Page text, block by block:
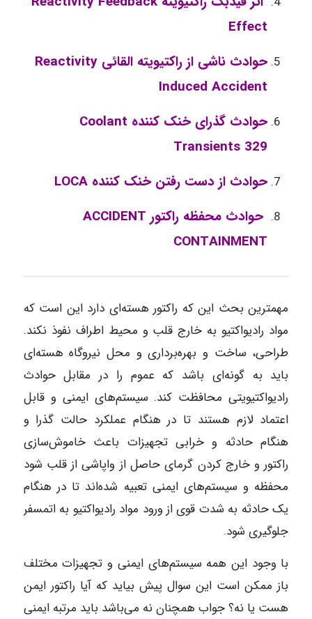
Effect
حوادث ناشی از راکتیویته القائی Reactivity
Induced Accident
حوادث گذرای خنک کننده Coolant
Transients 329
حوادث از دست رفتن خنک کننده LOCA
حوادث محفظه راکتور ACCIDENT
CONTAINMENT
مهمترین بحث این که راکتور هسته‌ای دارد این است که
مواد رادیواکتیو به خارج قلب و محیط اطراف نفوذ نکند.
طراحی، ساخت و بهره‌برداری و محل نیروگاه هسته‌ای
باید به گونه‌ای باشد که عموم را در مقابل حوادث
رادیواکتیویتی محافظت کند. سیستم‌های ایمنی و قابل
اعتماد لازم هستند تا در هنگام عملکرد حالت گذرا و
هنگام حادثه و خرابی تجهیزات باعث خاموش‌سازی
راکتور و خارج کردن گرمای حاصل از واپاشی از قلب شود
محفظه و سیستم‌های ایمنی تعبیه شد‌ه‌اند تا در هنگام
یک حادثه به شدت قوی از ورود مواد رادیواکتیو به اتمسفر
جلوگیری شود.
با وجود این همه سیستم‌های ایمنی و تجهیزات مختلف
باز ممکن است این سوال پیش بیاید که آیا راکتور ایمن
هست یا نه؟ جواب همچنان نه می‌باشد باید مرتبه ایمنی